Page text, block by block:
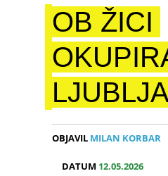
OB ŽICI
OBJAVIL MILAN KORBAR
DATUM 12.05.2026